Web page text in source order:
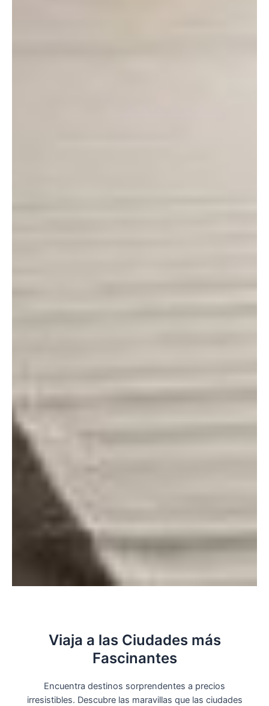
Viaja a las Ciudades más
Fascinantes
Encuentra destinos sorprendentes a precios
irresistibles. Descubre las maravillas que las ciudades